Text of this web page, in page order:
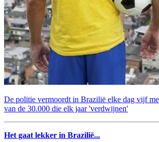
De politie vermoordt in Brazilië elke dag vijf
van de 30.000 die elk jaar 'verdwijnen'
Het gaat lekker in Brazilië...